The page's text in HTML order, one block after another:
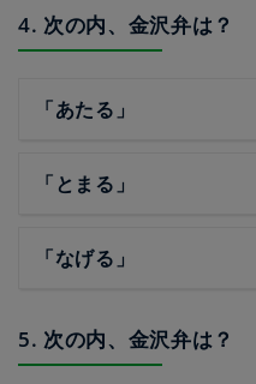
4. 次の内、金沢弁は？
「あたる」
「とまる」
「なげる」
5. 次の内、金沢弁は？